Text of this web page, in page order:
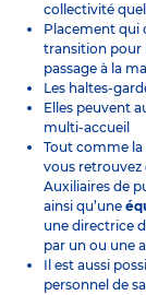
collectivité
Placement qui
transition pour
passage à la
Les haltes-
Elles peuvent
multi-accueil
Tout comme
vous retrouvez
Auxiliaires de
ainsi qu’une
une directrice
par un ou une
Il est aussi
personnel de